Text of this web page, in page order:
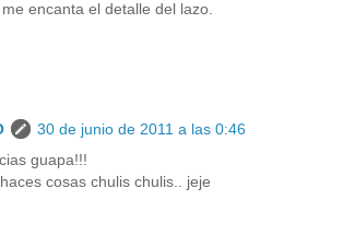
encanta el detalle del lazo.
30 de junio de 2011 a las 0:46
guapa!!!
cosas chulis chulis.. jeje